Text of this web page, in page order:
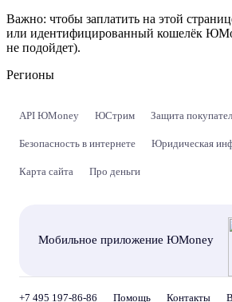
Важно: чтобы заплатить на этой
или идентифицированный кошелёк
не подойдет).
Регионы
API ЮMoney ЮСтрим Защита
Безопасность в интернете Юридическая
Карта сайта Про деньги
Мобильное приложение ЮMoney
+7 495 197-86-86 Помощь Контакты